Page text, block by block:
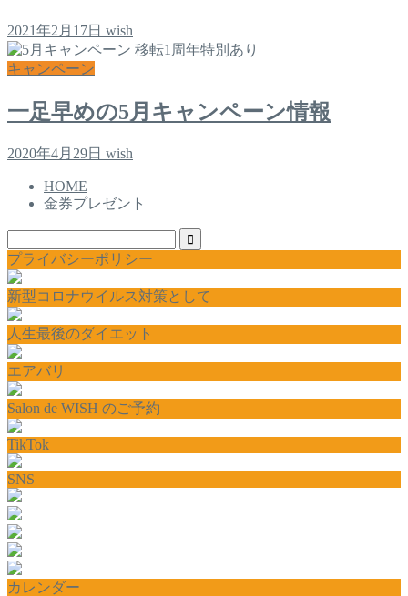
2021年2月17日 wish
キャンペーン
一足早めの5月キャンペーン情報
2020年4月29日 wish
HOME
金券プレゼント
プライバシーポリシー
新型コロナウイルス対策として
人生最後のダイエット
エアバリ
Salon de WISH のご予約
TikTok
SNS
カレンダー